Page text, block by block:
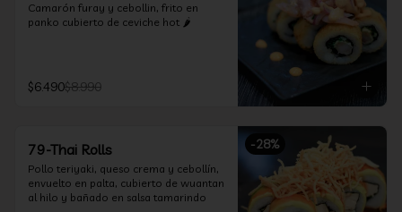
Camarón furay y cebollin, frito en
panko cubierto de ceviche hot 🌶️
$6.490$8.990
-28%
79-Thai Rolls
Pollo teriyaki, queso crema y cebollín,
envuelto en palta, cubierto de wuantan
al hilo y bañado en salsa tamarindo